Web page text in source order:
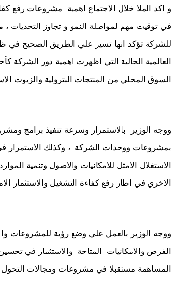
و اكد الملا خلال الاجتماع اهمية مشروعات رفع
في توقيت مهم لمواصلة النمو و تجاوز التحديات ،
للشركة تؤكد انها تسير علي الطريق الصحيح في ظل
العالمية الحالية التي اظهرت اهمية دور الشركة
السوق المحلي من المنتجات البترولية والزيوت
ووجه الوزير بالاستمرار وسرعة تنفيذ برامج
بمشروعات ووحدات الشركة ، وكذلك الاستمرار
الاستغلال الامثل للامكانيات والاصول وتنمية
الاخري في اطار رفع كفاءة التشغيل والاستثمار
ووجه الوزير بالعمل علي وضع رؤية للمشروعات
الفرص والامكانيات المتاحة والاستثمار في
المساهمة مستقبلا في مشروعات ومجالات